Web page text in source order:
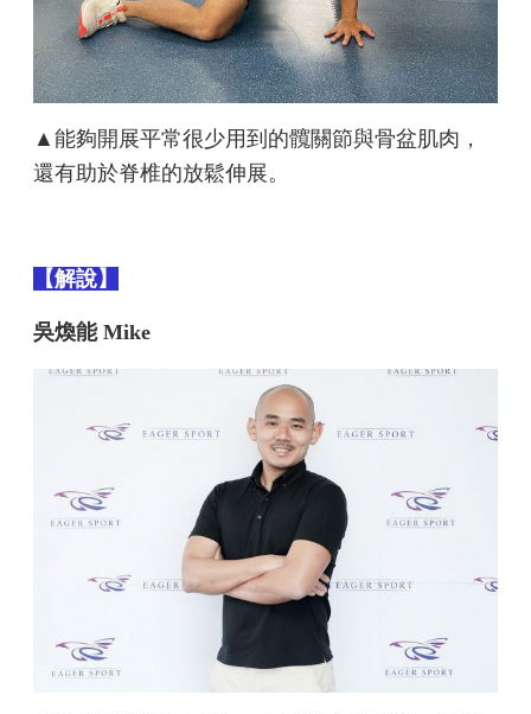
▲能夠開展平常很少用到的髖關節與骨盆肌肉，
還有助於脊椎的放鬆伸展。
【解說】
吳煥能 Mike